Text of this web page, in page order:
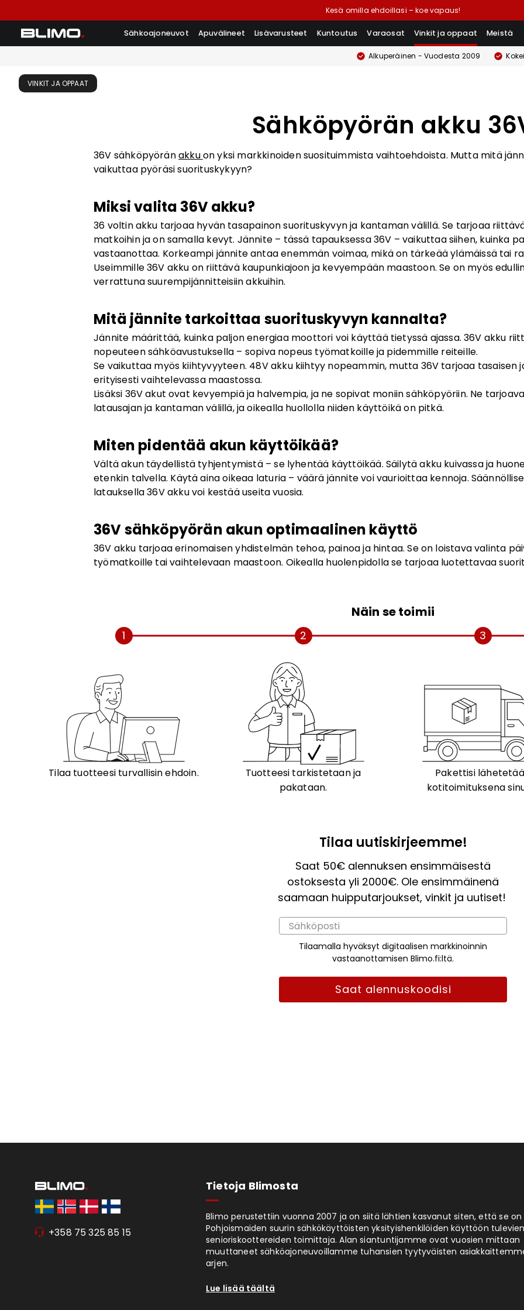
Kesä omilla ehdoillasi – koe vapaus!
Sähkoajoneuvot Apuvälineet Lisävarusteet Kuntoutus Varaosat Vinkit ja oppaat Meistä
Alkuperäinen - Vuodesta 2009
VINKIT JA OPPAAT
Sähköpyörän akku
36V sähköpyöränakkuon yksi markkinoiden suosituimmista vaihtoehdoista. Mutta mitä
vaikuttaa pyöräsi suorituskykyyn?
Miksi valita 36V akku?
36 voltin akku tarjoaa hyvän tasapainon suorituskyvyn ja kantaman välillä. Se tarjoaa
matkoihin ja on samalla kevyt. Jännite – tässä tapauksessa 36V – vaikuttaa siihen, kuinka
vastaanottaa. Korkeampi jännite antaa enemmän voimaa, mikä on tärkeää ylämäissä tai
Useimmille 36V akku on riittävä kaupunkiajoon ja kevyempään maastoon. Se on myös
verrattuna suurempijännitteisiin akkuihin.
Mitä jännite tarkoittaa suorituskyvyn kannalta?
Jännite määrittää, kuinka paljon energiaa moottori voi käyttää tietyssä ajassa. 36V akku
nopeuteen sähköavustuksella – sopiva nopeus työmatkoille ja pidemmille reiteille.
Se vaikuttaa myös kiihtyvyyteen. 48V akku kiihtyy nopeammin, mutta 36V tarjoaa tasaisen
erityisesti vaihtelevassa maastossa.
Lisäksi 36V akut ovat kevyempiä ja halvempia, ja ne sopivat moniin sähköpyöriin. Ne
latausajan ja kantaman välillä, ja oikealla huollolla niiden käyttöikä on pitkä.
Miten pidentää akun käyttöikää?
Vältä akun täydellistä tyhjentymistä – se lyhentää käyttöikää. Säilytä akku kuivassa ja
etenkin talvella. Käytä aina oikeaa laturia – väärä jännite voi vaurioittaa kennoja.
latauksella 36V akku voi kestää useita vuosia.
36V sähköpyörän akun optimaalinen käyttö
36V akku tarjoaa erinomaisen yhdistelmän tehoa, painoa ja hintaa. Se on loistava valinta
työmatkoille tai vaihtelevaan maastoon. Oikealla huolenpidolla se tarjoaa luotettavaa
Näin se toimii
1
Tilaa tuotteesi turvallisin ehdoin.
2
Tuotteesi tarkistetaan ja
pakataan.
3
Pakettisi
kotitoimituksena
Tilaa uutiskirjeemme!
Saat 50€ alennuksen ensimmäisestä
ostoksesta yli 2000€. Ole ensimmäinenä
saamaan huipputarjoukset, vinkit ja uutiset!
Tilaamalla hyväksyt digitaalisen markkinoinnin
vastaanottamisen Blimo.fi:ltä.
Saat alennuskoodisi
+358 75 325 85 15
Tietoja Blimosta
Blimo perustettiin vuonna 2007 ja on siitä lähtien kasvanut siten, että se on
Pohjoismaiden suurin sähkökäyttöisten yksityishenkilöiden käyttöön tulevien
senioriskoottereiden toimittaja. Alan siantuntijamme ovat vuosien mittaan
muuttaneet sähköajoneuvoillamme tuhansien tyytyväisten
arjen.
Lue lisää täältä